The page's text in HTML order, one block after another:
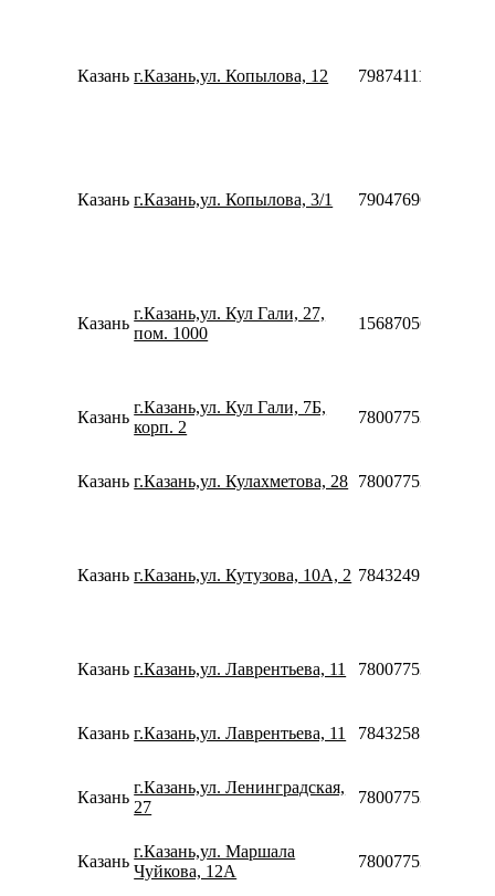
Казань г.Казань,ул. Копылова, 12 79874111223
Казань г.Казань,ул. Копылова, 3/1 79047696979
Казань
г.Казань,ул. Кул Гали, 27,
пом. 1000
156870565745
Казань
г.Казань,ул. Кул Гали, 7Б,
корп. 2
78007753553
Казань г.Казань,ул. Кулахметова, 28 78007753553
Казань г.Казань,ул. Кутузова, 10А, 2 78432491199
Казань г.Казань,ул. Лаврентьева, 11 78007753553
Казань г.Казань,ул. Лаврентьева, 11 78432585834
Казань
г.Казань,ул. Ленинградская,
27
78007753553
Казань
г.Казань,ул. Маршала
Чуйкова, 12А
78007753553